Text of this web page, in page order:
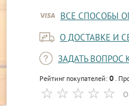
ВСЕ СПОСОБЫ
О ДОСТАВКЕ И
ЗАДАТЬ ВОПРОС
Рейтинг покупателей:0 .